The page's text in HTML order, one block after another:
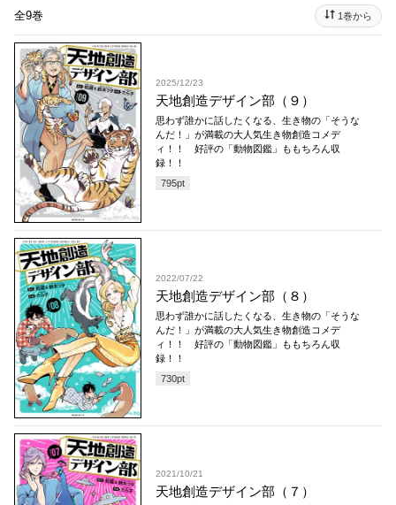
全9巻 1巻から
2025/12/23
天地創造デザイン部（９）
思わず誰かに話したくなる、生き物の「そうな
んだ！」が満載の大人気生き物創造コメデ
ィ！！ 好評の「動物図鑑」ももちろん収
録！！
795pt
2022/07/22
天地創造デザイン部（８）
思わず誰かに話したくなる、生き物の「そうな
んだ！」が満載の大人気生き物創造コメデ
ィ！！ 好評の「動物図鑑」ももちろん収
録！！
730pt
2021/10/21
天地創造デザイン部（７）